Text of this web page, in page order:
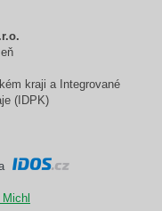
kraji a Integrované
(IDPK)